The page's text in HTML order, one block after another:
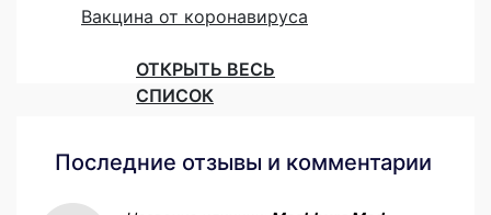
Вакцина от коронавируса
ОТКРЫТЬ ВЕСЬ
СПИСОК
Последние отзывы и комментарии